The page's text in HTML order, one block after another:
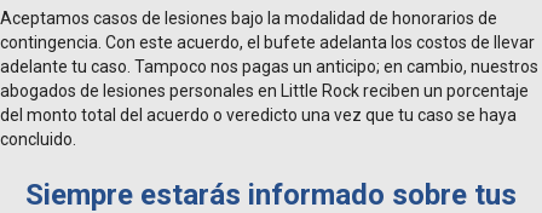
Aceptamos casos de lesiones bajo la modalidad de honorarios de
contingencia. Con este acuerdo, el bufete adelanta los costos de llevar
adelante tu caso. Tampoco nos pagas un anticipo; en cambio, nuestros
abogados de lesiones personales en Little Rock reciben un porcentaje
del monto total del acuerdo o veredicto una vez que tu caso se haya
concluido.
Siempre estarás informado sobre tus